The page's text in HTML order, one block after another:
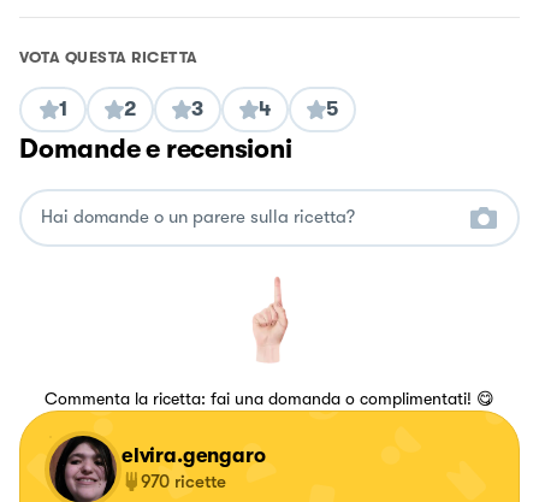
VOTA QUESTA RICETTA
1 2 3 4 5
Domande e recensioni
Commenta la ricetta: fai una domanda o complimentati! 😋
elvira.gengaro
970 ricette